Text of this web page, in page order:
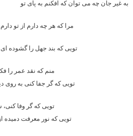
به غیر جان چه می توان که افکنم به پای تو
مرا که هر چه دارم از تو
تویی که بند جهل را گشوده
منم که نقد عمر را فکنده
تویی که گر جفا کنی به روی
تویی که گر وفا کنی،
تویی که نور معرفت دمیده